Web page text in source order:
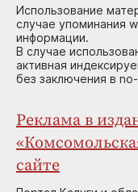
Использование
случае упоминания
информации.
В случае
активная
без заключения в
Реклама в
сайте